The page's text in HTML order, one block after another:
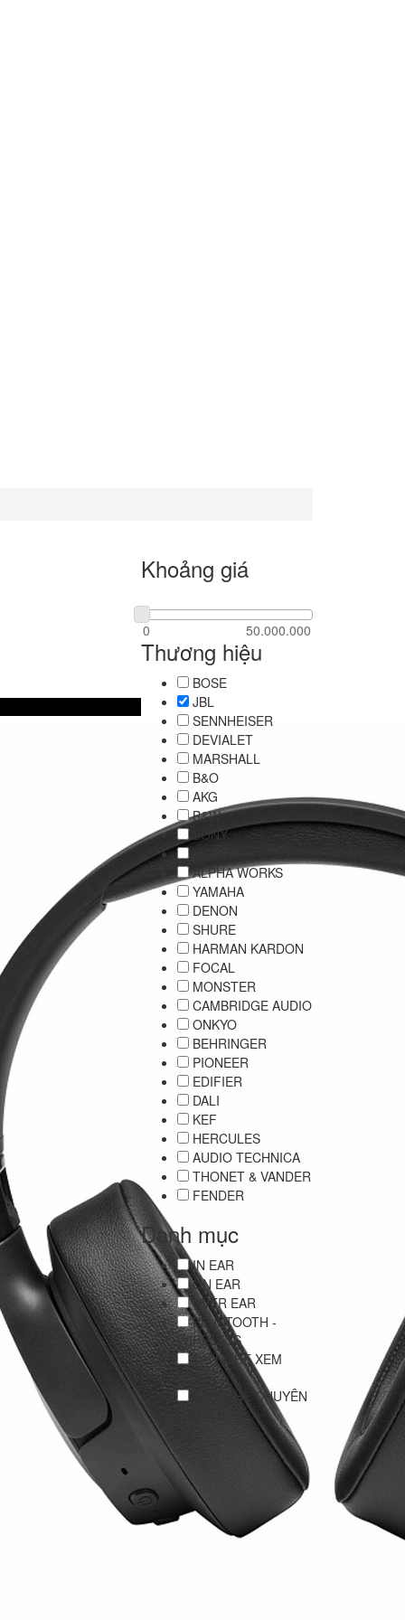
Khoảng giá
Thương hiệu
BOSE
JBL
SENNHEISER
DEVIALET
MARSHALL
B&O
AKG
B&W
SONY
ALPHA WORKS
YAMAHA
DENON
SHURE
HARMAN KARDON
FOCAL
MONSTER
CAMBRIDGE AUDIO
ONKYO
BEHRINGER
PIONEER
EDIFIER
DALI
KEF
HERCULES
AUDIO TECHNICA
THONET & VANDER
FENDER
Danh mục
IN EAR
ON EAR
OVER EAR
BLUETOOTH -
WIRELESS
TAI NGHE XEM
PHIM
TAI NGHE CHUYÊN